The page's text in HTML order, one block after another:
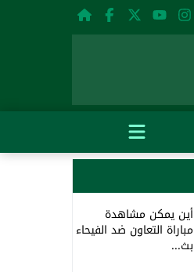
أين يمكن مشاهدة
مباراة التعاون ضد الفيحاء
بث...